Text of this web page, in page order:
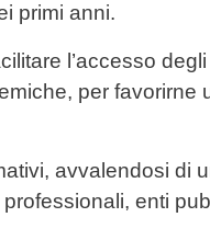
primi anni.
l’accesso
per favorirne
avvalendosi di
enti